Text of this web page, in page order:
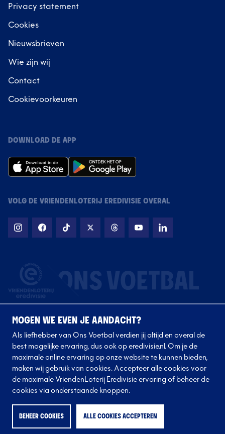
Privacy statement
Cookies
Nieuwsbrieven
Wie zijn wij
Contact
Cookievoorkeuren
DOWNLOAD DE APP
VOLG DE VRIENDENLOTERIJ EREDIVISIE OVERAL
Volg onze clubs
MOGEN WE EVEN JE AANDACHT?
Als liefhebber van Ons Voetbal verdien jij altijd en overal de
best mogelijke ervaring, dus ook op eredivisie.nl. Om je de
maximale online ervaring op onze website te kunnen bieden,
maken wij gebruik van cookies. Accepteer alle cookies voor
de maximale VriendenLoterij Eredivisie ervaring of beheer de
cookies via onderstaande knoppen.
BEHEER COOKIES ALLE COOKIES ACCEPTEREN